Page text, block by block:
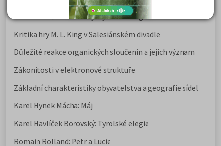
Karel Havlíček Borovský: Tyrolské elegie
Kritika hry M. L. King v Salesiánském divadle
Důležité reakce organických sloučenin a jejich význam
Zákonitosti v elektronové struktuře
Základní charakteristiky obyvatelstva a geografie sídel
Karel Hynek Mácha: Máj
Karel Havlíček Borovský: Tyrolské elegie
Romain Rolland: Petr a Lucie